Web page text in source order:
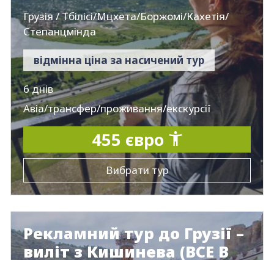
Грузія / Тбілісі/Мцхета/Боржомі/Кахетія/
Степанцмінда
відмінна ціна за насичений тур
6 днів
Авіа/трансфер/проживання/екскурсії
455 євро
Вибрати тур
Рекламний тур до Грузії –
виліт з Кишинева (ВСЕ В